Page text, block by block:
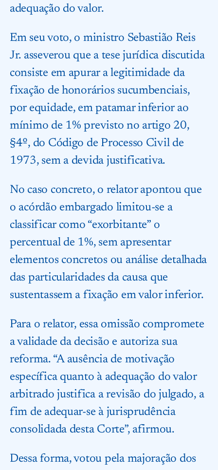
adequação do valor.
Em seu voto, o ministro Sebastião Reis
Jr. asseverou que a tese jurídica discutida
consiste em apurar a legitimidade da
fixação de honorários sucumbenciais,
por equidade, em patamar inferior ao
mínimo de 1% previsto no artigo 20,
§4º, do Código de Processo Civil de
1973, sem a devida justificativa.
No caso concreto, o relator apontou que
o acórdão embargado limitou-se a
classificar como “exorbitante” o
percentual de 1%, sem apresentar
elementos concretos ou análise detalhada
das particularidades da causa que
sustentassem a fixação em valor inferior.
Para o relator, essa omissão compromete
a validade da decisão e autoriza sua
reforma. “A ausência de motivação
específica quanto à adequação do valor
arbitrado justifica a revisão do julgado, a
fim de adequar-se à jurisprudência
consolidada desta Corte”, afirmou.
Dessa forma, votou pela majoração dos